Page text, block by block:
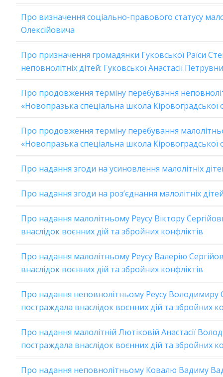
Про визначення соціально-правового статусу
Олексійовича
Про призначення громадянки Гуковської Раїси
неповнолітніх дітей: Гуковської Анастасії
Про продовження терміну перебування
«Новопразька спеціальна школа Кіровоградської
Про продовження терміну перебування
«Новопразька спеціальна школа Кіровоградської
Про надання згоди на усиновлення малолітніх
Про надання згоди на роз’єднання малолітніх
Про надання малолітньому Реусу Віктору
внаслідок воєнних дій та збройних конфліктів
Про надання малолітньому Реусу Валерію
внаслідок воєнних дій та збройних конфліктів
Про надання неповнолітньому Реусу Володимиру
постраждала внаслідок воєнних дій та збройних
Про надання малолітній Лютіковій Анастасії
постраждала внаслідок воєнних дій та збройних
Про надання неповнолітньому Ковалю Вадиму